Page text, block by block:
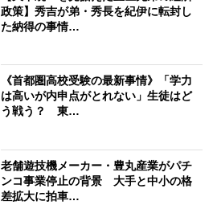
政策】秀吉が弟・秀長を紀伊に転封し
た納得の事情…
《首都圏高校受験の最新事情》「学力
は高いが内申点がとれない」生徒はど
う戦う？ 東…
老舗遊技機メーカー・豊丸産業がパチ
ンコ事業停止の背景 大手と中小の格
差拡大に拍車…